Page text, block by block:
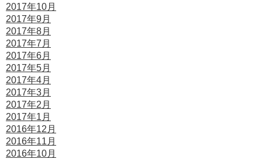
2017年10月
2017年9月
2017年8月
2017年7月
2017年6月
2017年5月
2017年4月
2017年3月
2017年2月
2017年1月
2016年12月
2016年11月
2016年10月